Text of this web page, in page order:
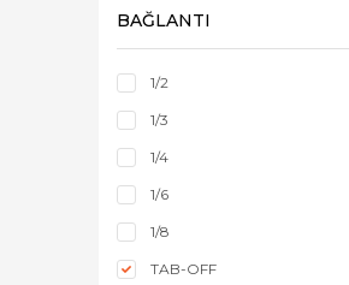
BAĞLANTI
1/2
1/3
1/4
1/6
1/8
TAB-OFF